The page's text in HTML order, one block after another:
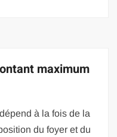
maximum
à la fois de la
du foyer et du